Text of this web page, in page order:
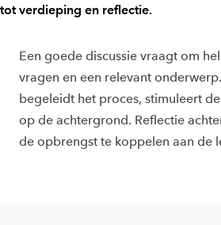
tot verdieping en reflectie.
Een goede discussie vraagt om
vragen en een relevant
begeleidt het proces, stimuleert
op de achtergrond. Reflectie
de opbrengst te koppelen aan de